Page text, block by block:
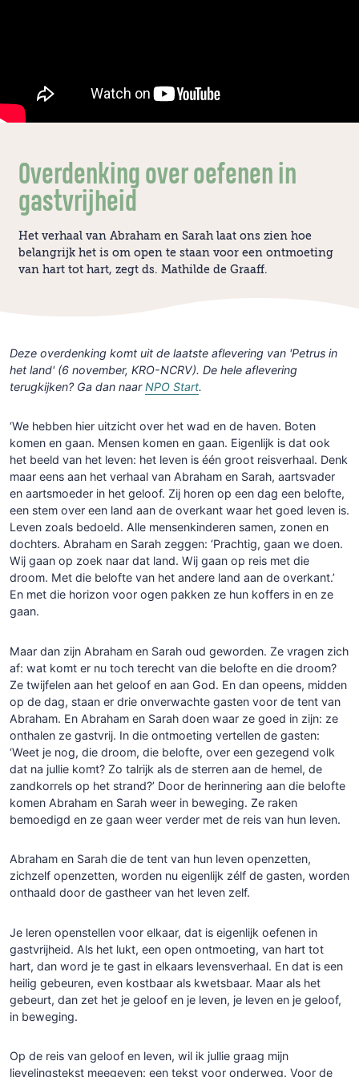
Overdenking over oefenen in
gastvrijheid
Het verhaal van Abraham en Sarah laat ons zien hoe
belangrijk het is om open te staan voor een ontmoeting
van hart tot hart, zegt ds. Mathilde de Graaff.
Deze overdenking komt uit de laatste aflevering van 'Petrus in
het land' (6 november, KRO-NCRV). De hele aflevering
terugkijken? Ga dan naarNPO Start.
‘We hebben hier uitzicht over het wad en de haven. Boten
komen en gaan. Mensen komen en gaan. Eigenlijk is dat ook
het beeld van het leven: het leven is één groot reisverhaal. Denk
maar eens aan het verhaal van Abraham en Sarah, aartsvader
en aartsmoeder in het geloof. Zij horen op een dag een belofte,
een stem over een land aan de overkant waar het goed leven is.
Leven zoals bedoeld. Alle mensenkinderen samen, zonen en
dochters. Abraham en Sarah zeggen: ‘Prachtig, gaan we doen.
Wij gaan op zoek naar dat land. Wij gaan op reis met die
droom. Met die belofte van het andere land aan de overkant.’
En met die horizon voor ogen pakken ze hun koffers in en ze
gaan.
Maar dan zijn Abraham en Sarah oud geworden. Ze vragen zich
af: wat komt er nu toch terecht van die belofte en die droom?
Ze twijfelen aan het geloof en aan God. En dan opeens, midden
op de dag, staan er drie onverwachte gasten voor de tent van
Abraham. En Abraham en Sarah doen waar ze goed in zijn: ze
onthalen ze gastvrij. In die ontmoeting vertellen de gasten:
‘Weet je nog, die droom, die belofte, over een gezegend volk
dat na jullie komt? Zo talrijk als de sterren aan de hemel, de
zandkorrels op het strand?’ Door de herinnering aan die belofte
komen Abraham en Sarah weer in beweging. Ze raken
bemoedigd en ze gaan weer verder met de reis van hun leven.
Abraham en Sarah die de tent van hun leven openzetten,
zichzelf openzetten, worden nu eigenlijk zélf de gasten, worden
onthaald door de gastheer van het leven zelf.
Je leren openstellen voor elkaar, dat is eigenlijk oefenen in
gastvrijheid. Als het lukt, een open ontmoeting, van hart tot
hart, dan word je te gast in elkaars levensverhaal. En dat is een
heilig gebeuren, even kostbaar als kwetsbaar. Maar als het
gebeurt, dan zet het je geloof en je leven, je leven en je geloof,
in beweging.
Op de reis van geloof en leven, wil ik jullie graag mijn
lievelingstekst meegeven: een tekst voor onderweg. Voor de